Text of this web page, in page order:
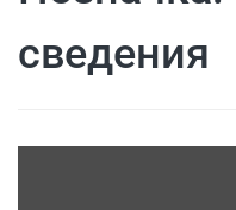
сведения